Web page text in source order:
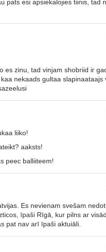
pats esi apsiekalojies tiinis, tad
es zinu, tad vinjam shobriid ir
nekaads gultaa
liiko!
aaksts!
peec balliiteem!
Es nevienam svešam
īpaši Rīgā, kur pilns ar
pat nav arī īpaši aktuiāli.